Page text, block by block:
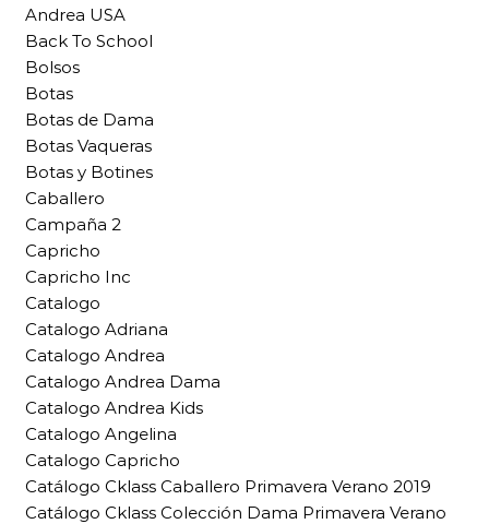
Andrea USA
Back To School
Bolsos
Botas
Botas de Dama
Botas Vaqueras
Botas y Botines
Caballero
Campaña 2
Capricho
Capricho Inc
Catalogo
Catalogo Adriana
Catalogo Andrea
Catalogo Andrea Dama
Catalogo Andrea Kids
Catalogo Angelina
Catalogo Capricho
Catálogo Cklass Caballero Primavera Verano 2019
Catálogo Cklass Colección Dama Primavera Verano